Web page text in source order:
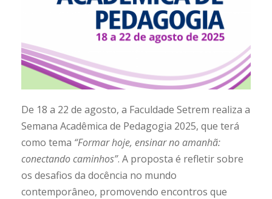
De 18 a 22 de agosto, a Faculdade Setrem realiza a
Semana Acadêmica de Pedagogia 2025, que terá
como tema “Formar hoje, ensinar no amanhã:
conectando caminhos”. A proposta é refletir sobre
os desafios da docência no mundo
contemporâneo, promovendo encontros que